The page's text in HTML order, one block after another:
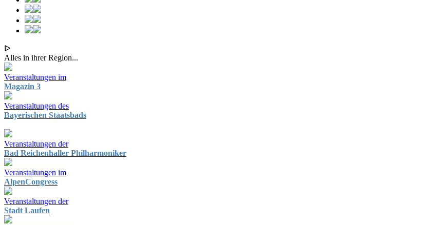
ᐅ
Alles in ihrer Region...
Veranstaltungen im
Magazin 3
Veranstaltungen des
Bayerischen Staatsbads
Veranstaltungen der
Bad Reichenhaller Philharmoniker
Veranstaltungen im
AlpenCongress
Veranstaltungen der
Stadt Laufen